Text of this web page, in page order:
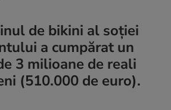
de bikini al soției
a cumpărat un
3 milioane de reali
(510.000 de euro).